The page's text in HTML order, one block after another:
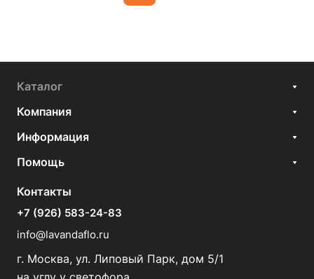
Каталог
Компания
Информация
Помощь
Контакты
+7 (926) 583-24-83
info@lavandaflo.ru
г. Москва, ул. Липовый Парк, дом 5/1